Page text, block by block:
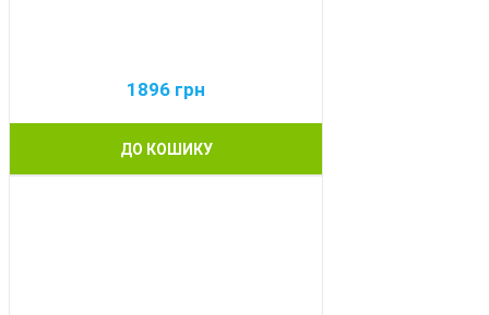
1896 грн
ДО КОШИКУ